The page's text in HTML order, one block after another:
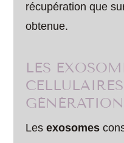
récupération que
obtenue.
LES
GÉNÉRATION
Lesexosomes